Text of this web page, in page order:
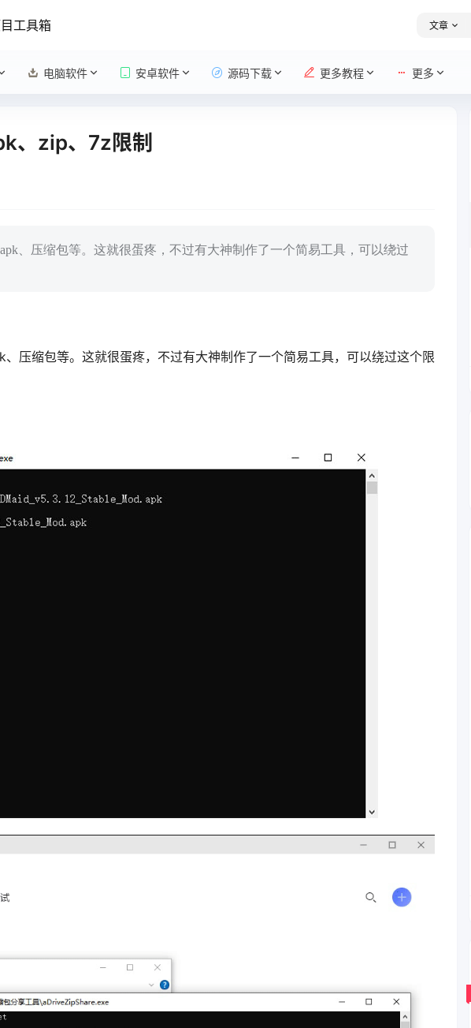
工具箱 文章
电脑软件 安卓软件 源码下载 更多教程 更多
、zip、7z限制
、压缩包等。这就很蛋疼，不过有大神制作了一个简易工具，可以绕过
压缩包等。这就很蛋疼，不过有大神制作了一个简易工具，可以绕过这个限